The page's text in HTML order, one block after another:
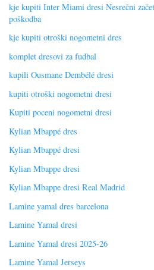
kje kupiti Inter Miami dresi Nesrečni
poškodba
kje kupiti otroški nogometni dres
komplet dresovi za fudbal
kupili Ousmane Dembélé dresi
kupiti otroški nogometni dresi
Kupiti poceni nogometni dresi
Kylian Mbappé dres
Kylian Mbappé dresi
Kylian Mbappe dresi
Kylian Mbappe dresi Real Madrid
Lamine yamal dres barcelona
Lamine Yamal dresi
Lamine Yamal dresi 2025-26
Lamine Yamal Jerseys